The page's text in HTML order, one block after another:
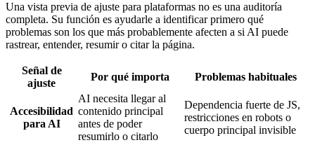
Una vista previa de ajuste para plataformas no es una auditoría
completa. Su función es ayudarle a identificar primero qué
problemas son los que más probablemente afecten a si AI puede
rastrear, entender, resumir o citar la página.
Señal de
ajuste
Por qué importa Problemas habituales
Accesibilidad
para AI
AI necesita llegar al
contenido principal
antes de poder
resumirlo o citarlo
Dependencia fuerte de JS,
restricciones en robots o
cuerpo principal invisible